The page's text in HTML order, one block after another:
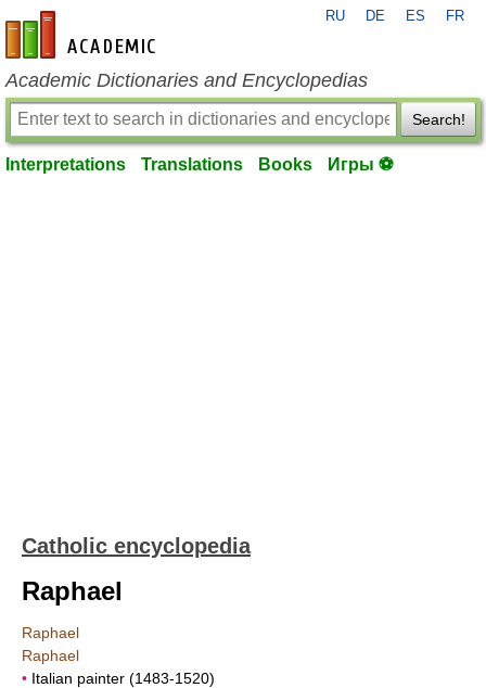
en-academic.com
RU DE ES FR
Academic Dictionaries and Encyclopedias
Search!
Interpretations Translations Books Игры ⚽
Catholic encyclopedia
Raphael
Raphael
Raphael
• Italian painter (1483-1520)